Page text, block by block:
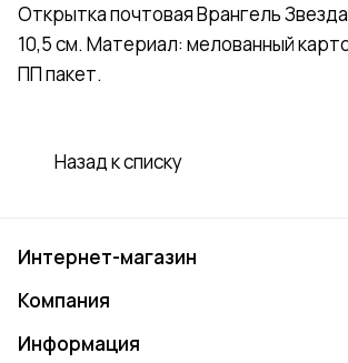
Открытка почтовая Врангель
10,5 см. Материал: мелованный
ПП пакет.
Назад к списку
Интернет-магазин
Компания
Информация